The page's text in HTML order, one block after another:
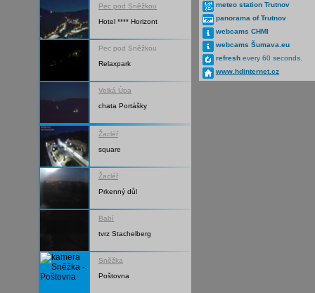
Pec pod Sněžkou
Hotel **** Horizont
Pec pod Sněžkou
Relaxpark
Velká Úpa
chata Portášky
Žacléř
square
Žacléř
Prkenný důl
Babí
tvrz Stachelberg
Sněžka
Poštovna
meteo station Trutnov
panorama of Trutnov
webcams CHMI
webcams Šumava.eu
refresh every 60 seconds.
www.hdinternet.cz